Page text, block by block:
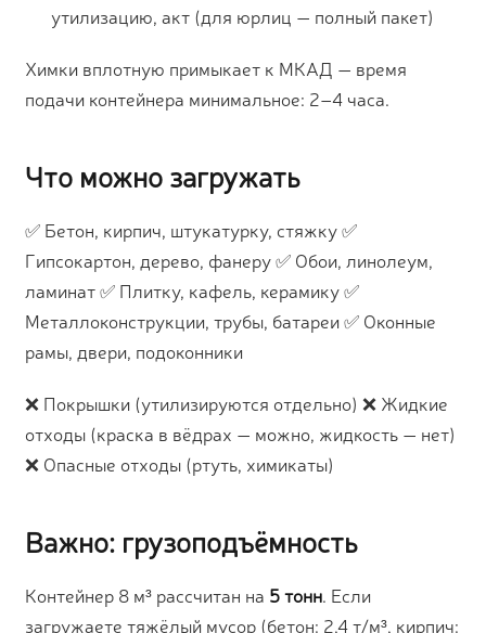
утилизацию, акт (для юрлиц — полный пакет)
Химки вплотную примыкает к МКАД — время
подачи контейнера минимальное: 2–4 часа.
Что можно загружать
✅ Бетон, кирпич, штукатурку, стяжку ✅
Гипсокартон, дерево, фанеру ✅ Обои, линолеум,
ламинат ✅ Плитку, кафель, керамику ✅
Металлоконструкции, трубы, батареи ✅ Оконные
рамы, двери, подоконники
❌ Покрышки (утилизируются отдельно) ❌ Жидкие
отходы (краска в вёдрах — можно, жидкость — нет)
❌ Опасные отходы (ртуть, химикаты)
Важно: грузоподъёмность
Контейнер 8 м³ рассчитан на 5 тонн. Если
загружаете тяжёлый мусор (бетон: 2,4 т/м³, кирпич: